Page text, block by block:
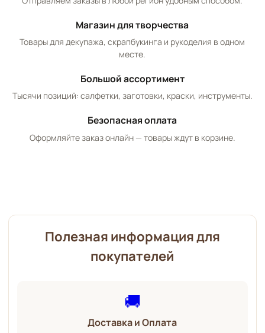
Магазин для творчества
Товары для декупажа, скрапбукинга и рукоделия в одном
месте.
Большой ассортимент
Тысячи позиций: салфетки, заготовки, краски, инструменты.
Безопасная оплата
Оформляйте заказ онлайн — товары ждут в корзине.
Полезная информация для
покупателей
🚚
Доставка и Оплата